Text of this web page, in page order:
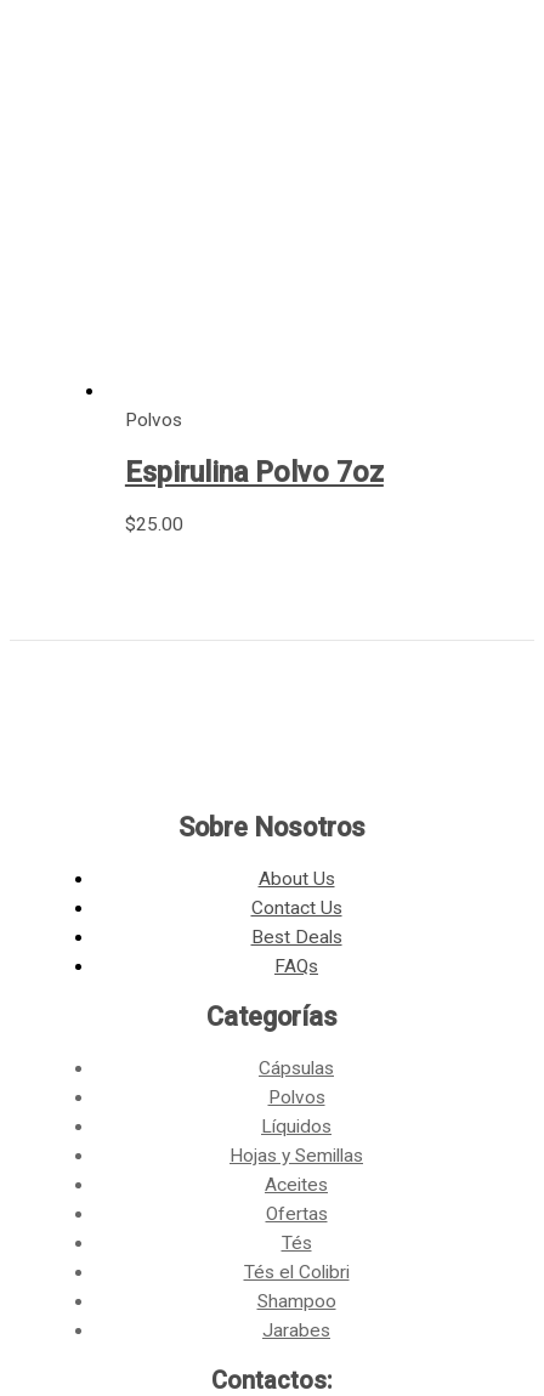
Polvos
Espirulina Polvo 7oz
$25.00
Sobre Nosotros
About Us
Contact Us
Best Deals
FAQs
Categorías​
Cápsulas
Polvos
Líquidos
Hojas y Semillas
Aceites
Ofertas
Tés
Tés el Colibri
Shampoo
Jarabes
Contactos: